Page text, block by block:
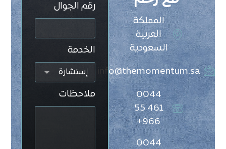
المملكة
العربية
السعودية
info@themomentum.sa
0044
461 55
966+
0044
رقم الجوال
الخدمة
ملاحظات